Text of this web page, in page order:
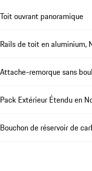
Toit ouvrant panoramique
Rails de toit en aluminium,
Attache-remorque sans
Pack Extérieur Étendu en
Bouchon de réservoir de